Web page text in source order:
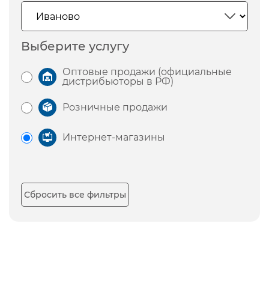
Выберите услугу
Оптовые продажи (официальные
дистрибьюторы в РФ)
Розничные продажи
Интернет-магазины
Сбросить все фильтры